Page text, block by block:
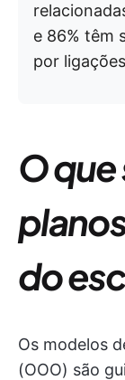
e 86% têm
por
O
do
Os modelos
(OOO) são